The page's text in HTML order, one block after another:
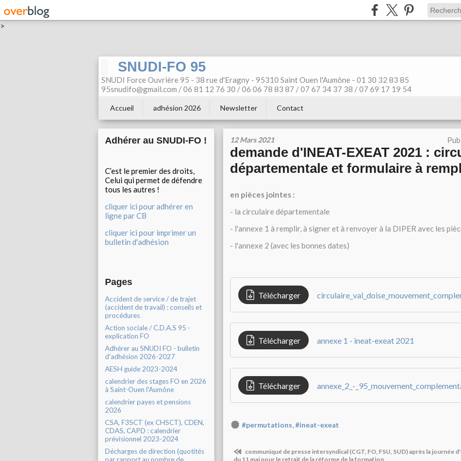
>
SNUDI-FO 95
SNUDI Force Ouvrière 95 - 38 rue d'Eragny - 95310 Saint Ouen l'Aumône - 01 30 32 83 85
95snudifo@gmail.com / 06 81 12 76 30 / 06 06 78 83 87 / 07 67 34 37 38 / 07 69 17 19 54
Accueil adhésion 2026 Newsletter Contact
Adhérer au SNUDI-FO !
C’est le premier des droits,
Celui qui permet de défendre
tous les autres !
cliquer ici pour adhérer en
ligne par CB
cliquer ici pour imprimer un
bulletin d'adhésion
Pages
Accident de service / de trajet
(accident de travail) : conseils et
procédures
Action sociale / C.D.A.S 95 -
explication FO
Adhérer au SNUDI FO - bulletin
d'adhésion 2026-2027
AESH guide 2023-2024
calendrier des stages FO en 2026
à Saint-Ouen l'Aumône
calendrier payes et pensions
2026
CSA, F3SCT (ex CHSCT), CDEN,
CDAS, CAPD : calendrier
prévisionnel 2023-2024
Décharges de direction (quotités
12 Mars 2021
demande d'INEAT-EXEAT 2021 :
départementale et formulaire à
en pièces jointes :
- la circulaire départementale
- l'annexe 1 à remplir, à signer et à renvoyer à la DIPER avec les
- l'annexe 2 (avec les bonnes dates)
Télécharger
Télécharger annexe 1 - ineat-exeat 2021
Télécharger
#permutations,#ineat-exeat
communiqué de presse intersyndical (CGT, FO, FSU, SUD) après la journée
du 11 mai pour le retrait de la réforme de la formation